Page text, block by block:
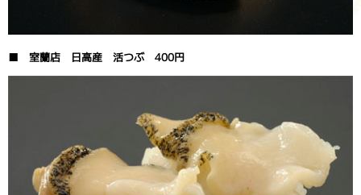
■ 室蘭店 日高産 活つぶ 400円